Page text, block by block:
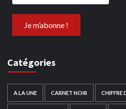
Catégories
A LA UNE CARNET NOIR CHIFFRE